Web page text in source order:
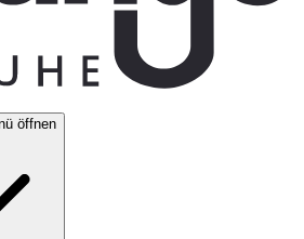
öffnen